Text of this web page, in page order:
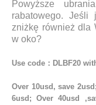
Powyższe
rabatowego. Jeśli
zniżkę również dla
w oko?
Use code：DLBF20
Over 10usd, save
6usd; Over 40usd